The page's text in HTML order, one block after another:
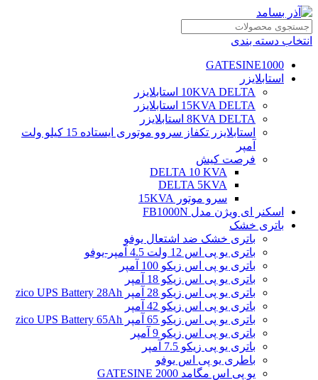
انتخاب دسته بندی
GATESINE1000
استابلایزر
10KVA DELTA استابلایزر
15KVA DELTA استابلایزر
8KVA DELTA استابلایزر
استابلایزر تکفاز سروو موتوری ایستاده 15 کیلو ولت
آمپر
فرصت کیش
DELTA 10 KVA
DELTA 5KVA
سرو موتور 15KVA
اسکنر ای ویژن مدل FB1000N
باتری خشک
باتری خشک ضد اشتعال یوفو
باتری یو پی اس 12 ولت 4.5 آمپر-یوفو
باتری یو پی اس زیکو 100 آمپر
باتری یو پی اس زیکو 18 آمپر
باتری یو پی اس زیکو 28 آمپر zico UPS Battery 28Ah
باتری یو پی اس زیکو 42 آمپر
باتری یو پی اس زیکو 65 آمپر zico UPS Battery 65Ah
باتری یو پی اس زیکو 9 آمپر
باتری یو پی زیکو 7.5 آمپر
باطری یو پی اس یوفو
یو پی اس مگامد GATESINE 2000